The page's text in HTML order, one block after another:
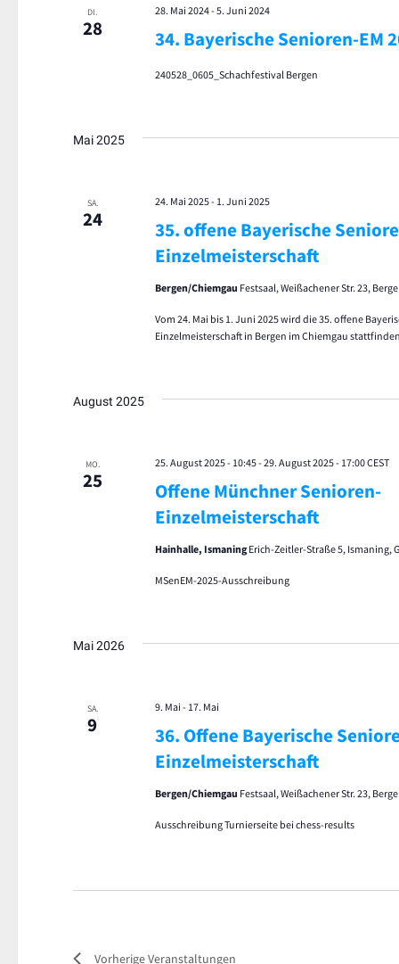
DI.
28 34. Bayerische Senioren-EM
28. Mai 2024- 5. Juni 2024
240528_0605_Schachfestival Bergen
Mai 2025
SA.
24
35. offene Bayerische
Einzelmeisterschaft
24. Mai 2025- 1. Juni 2025
Bergen/Chiemgau Festsaal, Weißachener Str. 23,
Vom 24. Mai bis 1. Juni 2025 wird die 35. offene
Einzelmeisterschaft in Bergen im Chiemgau
August 2025
MO.
25
Offene Münchner Senioren-
Einzelmeisterschaft
25. August 2025 - 10:45- 29. August 2025 - 17:00CEST
Hainhalle, IsmaningErich-Zeitler-Straße 5, Ismaning,
MSenEM-2025-Ausschreibung
Mai 2026
SA.
9
36. Offene Bayerische
Einzelmeisterschaft
9. Mai - 17. Mai
Bergen/Chiemgau Festsaal, Weißachener Str. 23,
Ausschreibung Turnierseite bei chess-results
VorherigeVeranstaltungen